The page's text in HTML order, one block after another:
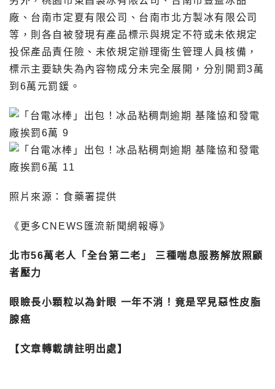
廠、台南市定夏有限公司、台南市北方製冰有限公司
等，則各自被發現有產品標示與規定不符或未依規定
投保產品責任險、未依規定辦理衛生管理人員核備，
標示主要缺失為內容物成分未完全展開，分別開罰3萬
到6萬元罰鍰。
照片來源：食藥署提供
《更多CNEWS匯流新聞網報導》
北市56萬老人「全台第二老」 三種喘息服務解放照顧
者壓力
眼瞼長小顆粒以為針眼 一年不消！竟是罕見惡性皮脂
腺癌
【文章轉載請註明出處】